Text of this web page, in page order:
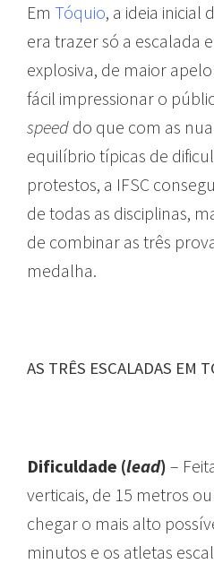
Em Tóquio, a ideia inicial
era trazer só a escalada
explosiva, de maior
fácil impressionar o
speed do que com as
equilíbrio típicas de
protestos, a IFSC
de todas as disciplinas,
de combinar as três
medalha.
AS TRÊS ESCALADAS EM
Dificuldade (lead) –
verticais, de 15 metros
chegar o mais alto
minutos e os atletas